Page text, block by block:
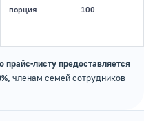
порция 100
прайс-листу предоставляется
, членам семей сотрудников